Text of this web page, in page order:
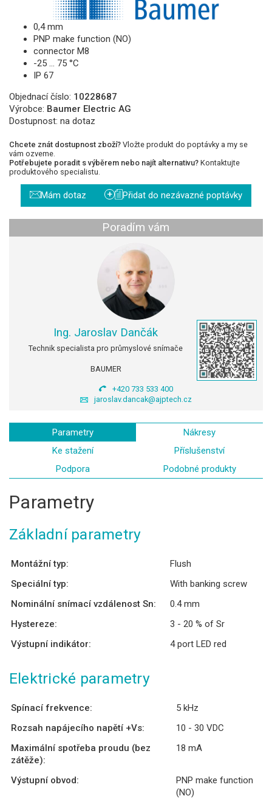
0,4 mm
PNP make function (NO)
connector M8
-25 … 75 °C
IP 67
Objednací číslo: 10228687
Výrobce: Baumer Electric AG
Dostupnost: na dotaz
Chcete znát dostupnost zboží? Vložte produkt do poptávky a my se
vám ozveme.
Potřebujete poradit s výběrem nebo najít alternativu? Kontaktujte
produktového specialistu.
Mám dotaz + Přidat do nezávazné poptávky
Poradím vám
Ing. Jaroslav Dančák
Technik specialista pro průmyslové snímače
BAUMER
+420 733 533 400
jaroslav.dancak@ajptech.cz
Parametry
Nákresy
Ke stažení
Příslušenství
Podpora
Podobné produkty
Parametry
Základní parametry
Montážní typ:
Flush
Speciální typ:
With banking screw
Nominální snímací vzdálenost Sn:
0.4 mm
Hystereze:
3 - 20 % of Sr
Výstupní indikátor:
4 port LED red
Elektrické parametry
Spínací frekvence:
5 kHz
Rozsah napájecího napětí +Vs:
10 - 30 VDC
Maximální spotřeba proudu (bez
zátěže):
18 mA
Výstupní obvod:
PNP make function
(NO)